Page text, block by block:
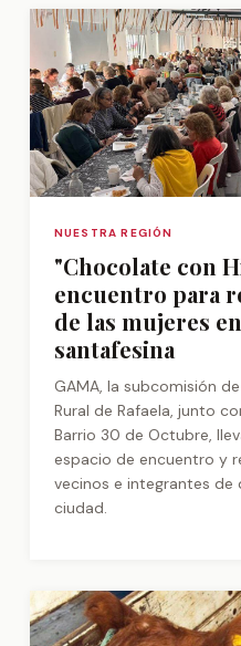
NUESTRA REGIÓN
"Chocolate con
encuentro para
de las mujeres
santafesina
GAMA, la subcomisión
Rural de Rafaela, junto
Barrio 30 de Octubre,
espacio de encuentro y
vecinos e integrantes
ciudad.